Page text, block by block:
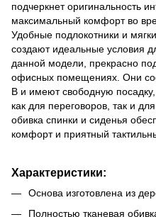
подчеркнет оригинальность
максимальный комфорт во
Удобные подлокотники и
создают идеальные условия
данной модели, прекрасно
офисных помещениях. Они
B и имеют свободную посадку,
как для переговоров, так и
обивка спинки и сиденья
комфорт и приятный
Характеристики:
Основа изготовлена из
Полностью тканевая